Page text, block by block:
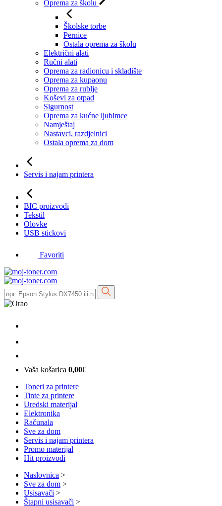
Oprema za školu
Školske torbe
Pernice
Ostala oprema za školu
Električni alati
Ručni alati
Oprema za radionicu i skladište
Oprema za kupaonu
Oprema za rublje
Koševi za otpad
Sigurnost
Oprema za kućne ljubimce
Namještaj
Nastavci, razdjelnici
Ostala oprema za dom
Servis i najam printera
BIC proizvodi
Tekstil
Olovke
USB stickovi
Favoriti
Vaša košarica 0,00€
Toneri za printere
Tinte za printere
Uredski materijal
Elektronika
Računala
Sve za dom
Servis i najam printera
Promo materijal
Hit proizvodi
Naslovnica >
Sve za dom >
Usisavači >
Štapni usisavači >